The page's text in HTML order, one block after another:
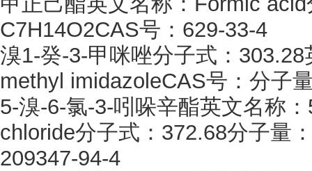
C7H14O2CAS号：629-33-4
溴1-癸-3-甲咪唑分子式：
methyl imidazoleCAS号：分子
5-溴-6-氯-3-吲哚辛酯英文名称
chloride分子式：372.68分子量
209347-94-4